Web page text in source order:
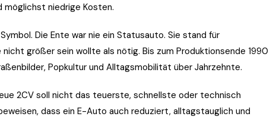
niedrige Kosten.
Die Ente war nie ein Statusauto. Sie stand für
größer sein wollte als nötig. Bis zum Produktionsende 1990
Popkultur und Alltagsmobilität über Jahrzehnte.
2CV soll nicht das teuerste, schnellste oder technisch
dass ein E-Auto auch reduziert, alltagstauglich und